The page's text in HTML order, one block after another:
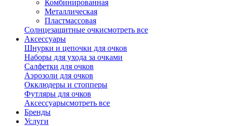
Комбинированная
Металлическая
Пластмассовая
Солнцезащитные очкисмотреть все
Аксессуары
Шнурки и цепочки для очков
Наборы для ухода за очками
Салфетки для очков
Аэрозоли для очков
Окклюдеры и стопперы
Футляры для очков
Аксессуарысмотреть все
Бренды
Услуги